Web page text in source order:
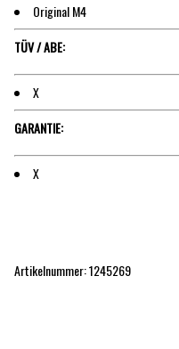
Original M4
TÜV / ABE:
X
GARANTIE:
X
Artikelnummer: 1245269